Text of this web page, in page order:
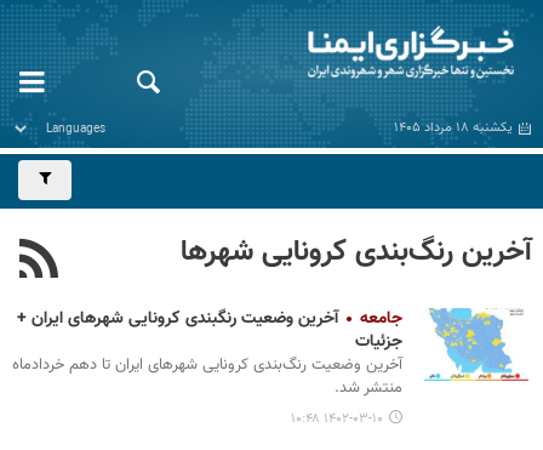
یکشنبه ۱۸ مرداد ۱۴۰۵
آخرین رنگ‌بندی کرونایی شهرها
جامعه
آخرین وضعیت رنگبندی کرونایی شهرهای ایران +
جزئیات
آخرین وضعیت رنگ‌بندی کرونایی شهرهای ایران تا دهم خردادماه
منتشر شد.
۱۴۰۲-۰۳-۱۰ ۱۰:۴۸